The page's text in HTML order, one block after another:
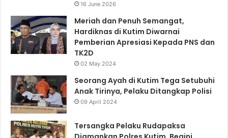
16 June 2026
Meriah dan Penuh Semangat,
Hardiknas di Kutim Diwarnai
Pemberian Apresiasi Kepada PNS dan
TK2D
02 May 2024
Seorang Ayah di Kutim Tega Setubuhi
Anak Tirinya, Pelaku Ditangkap Polisi
09 April 2024
Tersangka Pelaku Rudapaksa